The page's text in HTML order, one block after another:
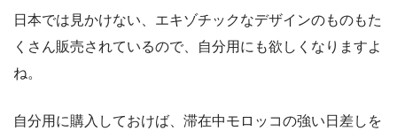
日本では見かけない、エキゾチックなデザインのものもた
くさん販売されているので、自分用にも欲しくなりますよ
ね。
自分用に購入しておけば、滞在中モロッコの強い日差しを